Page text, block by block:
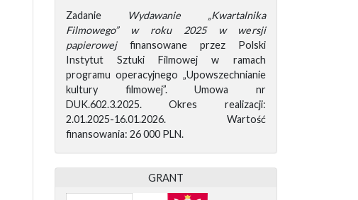
Zadanie
Wydawanie „Kwartalnika
Filmowego” w roku 2025 w wersji
papierowejfinansowane przez Polski
Instytut Sztuki Filmowej w ramach
programu operacyjnego „Upowszechnianie
kultury filmowej”. Umowa nr
DUK.602.3.2025. Okres realizacji:
2.01.2025-16.01.2026. Wartość
finansowania: 26 000 PLN.
GRANT